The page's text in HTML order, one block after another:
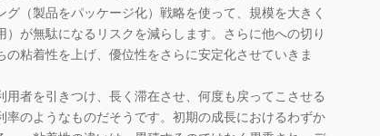
（製品をパッケージ化）戦略を使って、規模を大きく
が無駄になるリスクを減らします。さらに他への切り
粘着性を上げ、優位性をさらに安定化させていきま
者を引きつけ、長く滞在させ、何度も戻ってこさせる
のようなものだそうです。初期の成長におけるわずか